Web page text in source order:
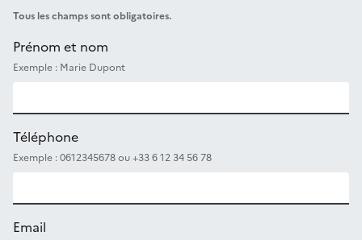
Tous les champs sont obligatoires.
Prénom et nom
Exemple : Marie Dupont
Téléphone
Exemple : 0612345678 ou +33 6 12 34 56 78
Email